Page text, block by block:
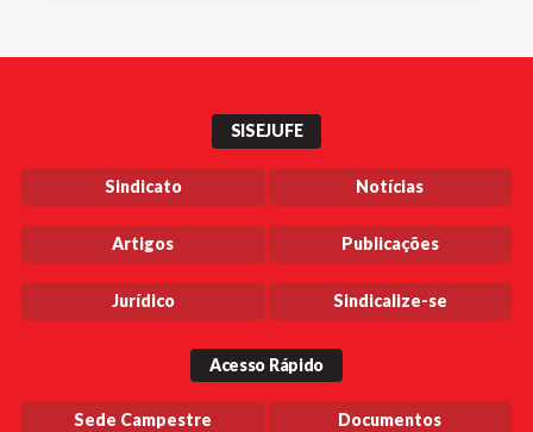
SISEJUFE
Sindicato Notícias
Artigos Publicações
Jurídico Sindicalize-se
Acesso Rápido
Sede Campestre Documentos